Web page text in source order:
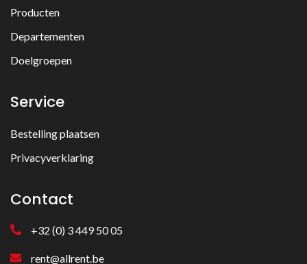
Producten
Departementen
Doelgroepen
Service
Bestelling plaatsen
Privacyverklaring
Contact
+32 (0) 3 449 50 05
rent@allrent.be